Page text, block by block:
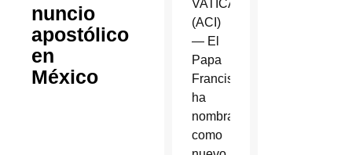
nuncio
apostólico
en
México
VATICANO
(ACI)
— El
Papa
Francisco
ha
nombrado
como